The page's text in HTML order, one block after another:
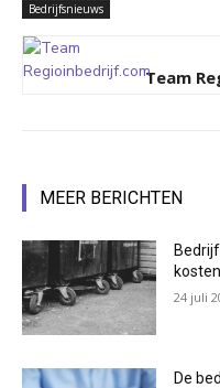
Bedrijfsnieuws
Team
MEER BERICHTEN
kosten
24 juli
De